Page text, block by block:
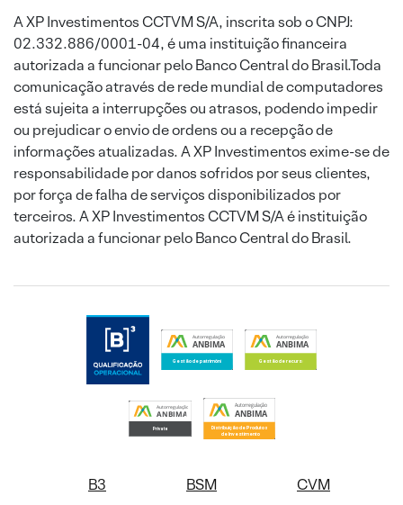
A XP Investimentos CCTVM S/A, inscrita sob o CNPJ:
02.332.886/0001-04, é uma instituição financeira
autorizada a funcionar pelo Banco Central do Brasil.Toda
comunicação através de rede mundial de computadores
está sujeita a interrupções ou atrasos, podendo impedir
ou prejudicar o envio de ordens ou a recepção de
informações atualizadas. A XP Investimentos exime-se de
responsabilidade por danos sofridos por seus clientes,
por força de falha de serviços disponibilizados por
terceiros. A XP Investimentos CCTVM S/A é instituição
autorizada a funcionar pelo Banco Central do Brasil.
B3 BSM CVM